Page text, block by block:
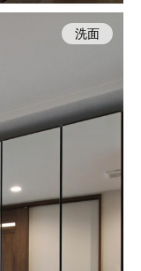
洗面